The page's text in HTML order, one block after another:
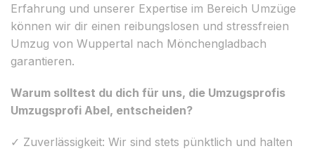
Erfahrung und unserer Expertise im Bereich Umzüge
können wir dir einen reibungslosen und stressfreien
Umzug von Wuppertal nach Mönchengladbach
garantieren.
Warum solltest du dich für uns, die Umzugsprofis
Umzugsprofi Abel, entscheiden?
✓ Zuverlässigkeit: Wir sind stets pünktlich und halten